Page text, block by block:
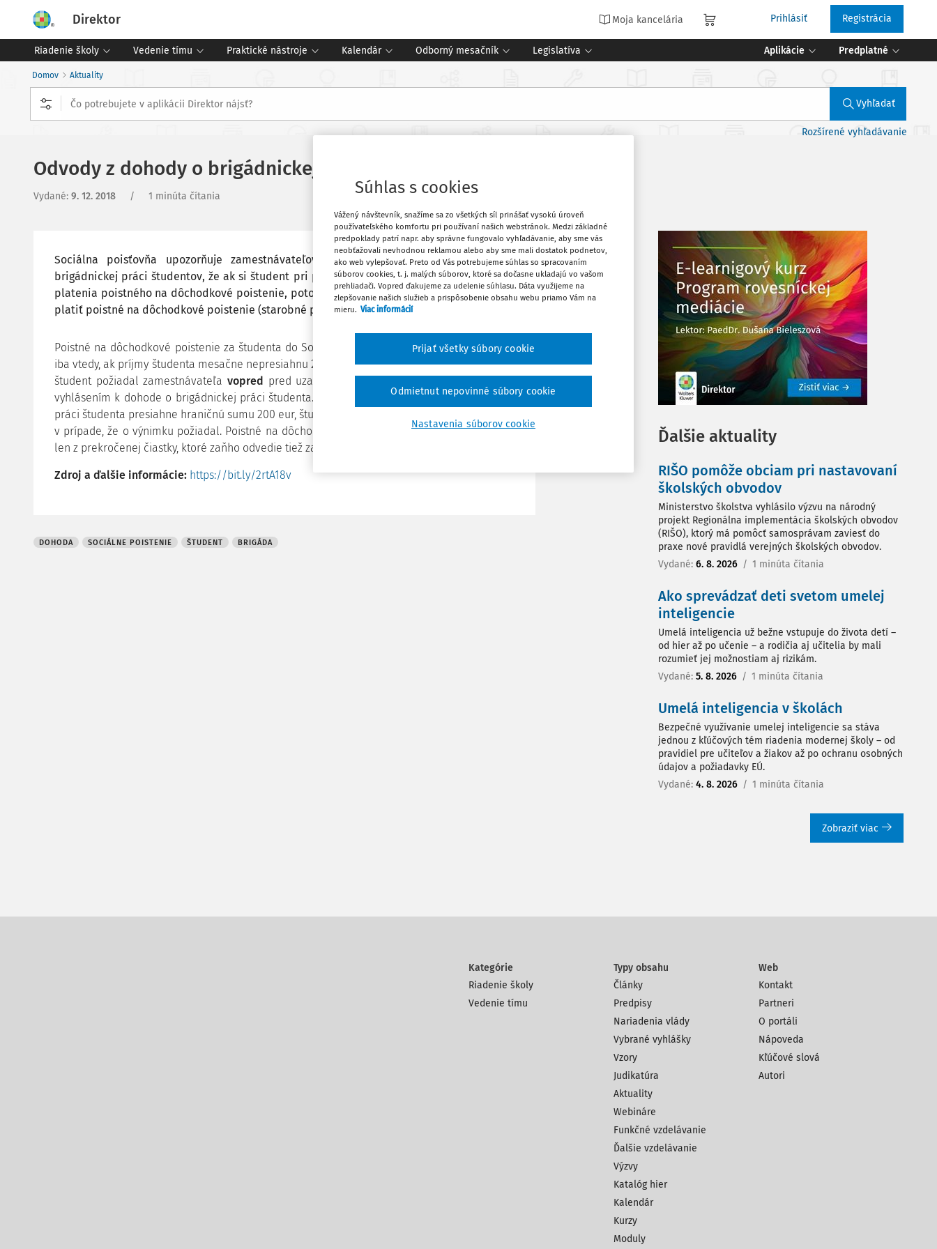
Direktor Moja kancelária Prihlásiť Registrácia
Riadenie školy Vedenie tímu Praktické nástroje Kalendár Odborný mesačník Legislatíva Aplikácie Predplatné
Domov Aktuality
Vyhľadať
Rozšírené vyhľadávanie
Odvody z dohody o brigádnickej práci študentov
Vydané: 9. 12. 2018 / 1 minúta čítania
Sociálna poisťovňa upozorňuje zamestnávateľov, ktorí zamestnávajú na dohodu o
brigádnickej práci študentov, že ak si študent pri príjme do 200 eur neuplatnil výnimku z
platenia poistného na dôchodkové poistenie, potom má povinnosť z dosiahnutého príjmu
platiť poistné na dôchodkové poistenie (starobné poistenie 4% a invalidné poistenie 3%).
Poistné na dôchodkové poistenie za študenta do Sociálnej poisťovne neplatí zamestnávateľ
iba vtedy, ak príjmy študenta mesačne nepresiahnu 200 eur a o výnimku z platenia poistného
študent požiadal zamestnávateľa vopred pred uzavretím dohody – a to písomne čestným
vyhlásením k dohode o brigádnickej práci študenta. Ak však príjem z dohody o brigádnickej
práci študenta presiahne hraničnú sumu 200 eur, študentovi vznikne dôchodkové poistenie aj
v prípade, že o výnimku požiadal. Poistné na dôchodkové poistenie v takom prípade zaplatí
len z prekročenej čiastky, ktoré zaňho odvedie tiež zamestnávateľ.
Zdroj a ďalšie informácie: https://bit.ly/2rtA18v
DOHODA SOCIÁLNE POISTENIE ŠTUDENT BRIGÁDA
Obľúbené
Vytlačiť
Ďalšie aktuality
RIŠO pomôže obciam pri nastavovaní
školských obvodov
Ministerstvo školstva vyhlásilo výzvu na národný
projekt Regionálna implementácia školských obvodov
(RIŠO), ktorý má pomôcť samosprávam zaviesť do
praxe nové pravidlá verejných školských obvodov.
Vydané: 6. 8. 2026 / 1 minúta čítania
Ako sprevádzať deti svetom umelej
inteligencie
Umelá inteligencia už bežne vstupuje do života detí –
od hier až po učenie – a rodičia aj učitelia by mali
rozumieť jej možnostiam aj rizikám.
Vydané: 5. 8. 2026 / 1 minúta čítania
Umelá inteligencia v školách
Bezpečné využívanie umelej inteligencie sa stáva
jednou z kľúčových tém riadenia modernej školy – od
pravidiel pre učiteľov a žiakov až po ochranu osobných
údajov a požiadavky EÚ.
Vydané: 4. 8. 2026 / 1 minúta čítania
Zobraziť viac
Kategórie
Riadenie školy
Vedenie tímu
Typy obsahu
Články
Predpisy
Nariadenia vlády
Vybrané vyhlášky
Vzory
Judikatúra
Aktuality
Webináre
Funkčné vzdelávanie
Ďalšie vzdelávanie
Výzvy
Katalóg hier
Kalendár
Kurzy
Moduly
Web
Kontakt
Partneri
O portáli
Nápoveda
Kľúčové slová
Autori
Súhlas s cookies
Vážený návštevník, snažíme sa zo všetkých síl prinášať vysokú úroveň
používateľského komfortu pri používaní našich webstránok. Medzi základné
predpoklady patrí napr. aby správne fungovalo vyhľadávanie, aby sme vás
neobťažovali nevhodnou reklamou alebo aby sme mali dostatok podnetov,
ako web vylepšovať. Preto od Vás potrebujeme súhlas so spracovaním
súborov cookies, t. j. malých súborov, ktoré sa dočasne ukladajú vo vašom
prehliadači. Vopred ďakujeme za udelenie súhlasu. Dáta využijeme na
zlepšovanie našich služieb a prispôsobenie obsahu webu priamo Vám na
mieru. Viac informácií
Nastavenia súborov cookie
Odmietnut nepovinné súbory cookie
Prijať všetky súbory cookie